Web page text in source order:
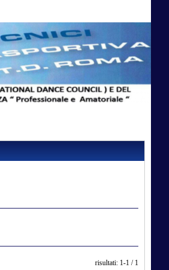
risultati: 1-1 / 1